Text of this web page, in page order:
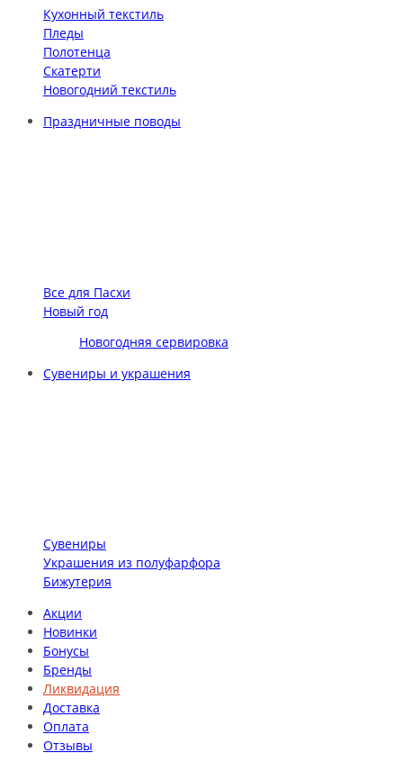
Кухонный текстиль
Пледы
Полотенца
Скатерти
Новогодний текстиль
Праздничные поводы
Все для Пасхи
Новый год
Новогодняя сервировка
Сувениры и украшения
Сувениры
Украшения из полуфарфора
Бижутерия
Акции
Новинки
Бонусы
Бренды
Ликвидация
Доставка
Оплата
Отзывы